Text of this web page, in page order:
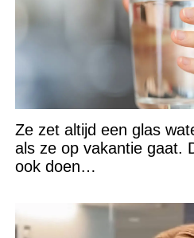
Ze zet altijd een glas
als ze op vakantie gaat.
ook doen…